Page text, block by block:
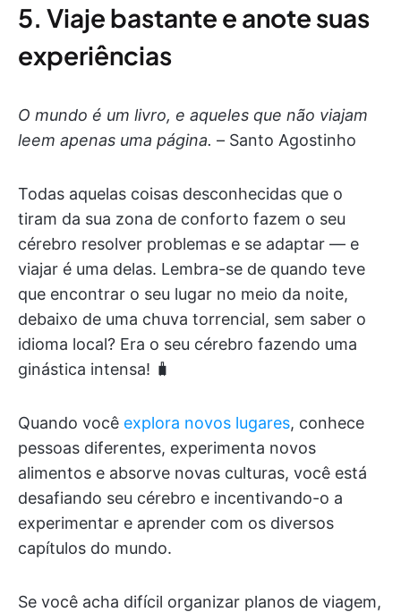
5. Viaje bastante e anote suas
experiências
O mundo é um livro, e aqueles que não viajam
leem apenas uma página. – Santo Agostinho
Todas aquelas coisas desconhecidas que o
tiram da sua zona de conforto fazem o seu
cérebro resolver problemas e se adaptar — e
viajar é uma delas. Lembra-se de quando teve
que encontrar o seu lugar no meio da noite,
debaixo de uma chuva torrencial, sem saber o
idioma local? Era o seu cérebro fazendo uma
ginástica intensa! 🧳
Quando você explora novos lugares, conhece
pessoas diferentes, experimenta novos
alimentos e absorve novas culturas, você está
desafiando seu cérebro e incentivando-o a
experimentar e aprender com os diversos
capítulos do mundo.
Se você acha difícil organizar planos de viagem,